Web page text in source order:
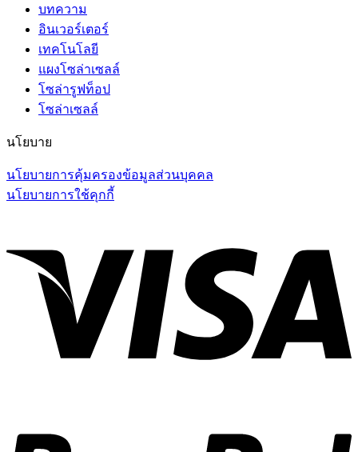
บทความ
อินเวอร์เตอร์
เทคโนโลยี
แผงโซล่าเซลล์
โซล่ารูฟท็อป
โซล่าเซลล์
นโยบาย
นโยบายการคุ้มครองข้อมูลส่วนบุคคล
นโยบายการใช้คุกกี้